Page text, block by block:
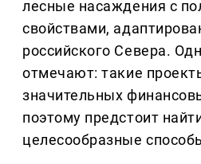
лесные насаждения с
свойствами,
российского Севера.
отмечают: такие
значительных
поэтому предстоит
целесообразные